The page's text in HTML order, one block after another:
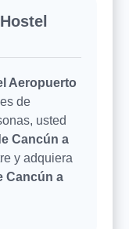
Aeropuerto
de
usted
Cancún a
y adquiera
Cancún a